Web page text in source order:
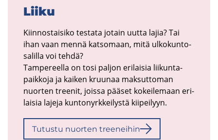
Liiku
Kiin­nos­tai­si­ko tes­ta­ta jo­tain uutta lajia? Tai
ihan vaan mennä kat­so­maan, mitä ul­ko­kun­to­
sa­lil­la voi tehdä?
Tam­pe­reel­la on tosi pal­jon eri­lai­sia lii­kun­ta­
paik­ko­ja ja kai­ken kruu­naa mak­sut­to­man
nuor­ten tree­nit, jois­sa pää­set ko­kei­le­maan eri­
lai­sia la­je­ja kun­to­nyrk­kei­lys­tä kii­pei­lyyn.
Tu­tus­tu nuor­ten tree­nei­hin